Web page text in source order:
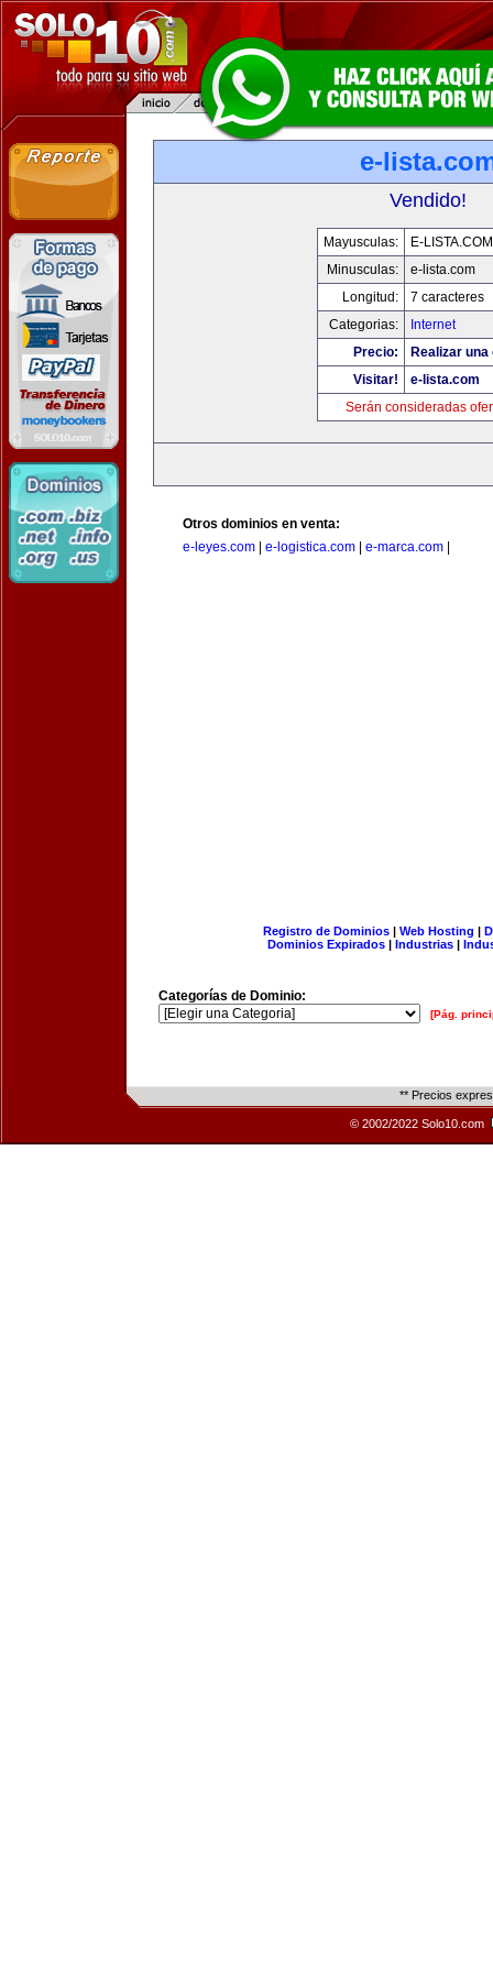
e-
Vendido!
Mayusculas:
E-LISTA.COM
Minusculas:
e-lista.com
Longitud:
7 caracteres
Categorias:
Internet
Precio:
Realizar
Visitar!
e-lista.com
Serán consideradas
Otros dominios en venta:
e-leyes.com
e-logistica.com e-marca.com
Registro de Dominios| Web Hosting |
Dominios Expirados | Industrias |
Categorías de Dominio:
[Pág.
** Precios
© 2002/2022 Solo10.com